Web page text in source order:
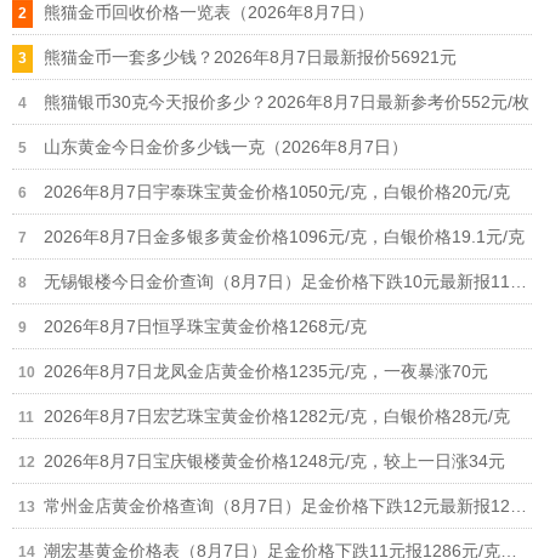
熊猫金币回收价格一览表（2026年8月7日）
熊猫金币一套多少钱？2026年8月7日最新报价56921元
熊猫银币30克今天报价多少？2026年8月7日最新参考价552元/枚
山东黄金今日金价多少钱一克（2026年8月7日）
2026年8月7日宇泰珠宝黄金价格1050元/克，白银价格20元/克
2026年8月7日金多银多黄金价格1096元/克，白银价格19.1元/克
2026年8月7日恒孚珠宝黄金价格1268元/克
2026年8月7日龙凤金店黄金价格1235元/克，一夜暴涨70元
2026年8月7日宏艺珠宝黄金价格1282元/克，白银价格28元/克
2026年8月7日宝庆银楼黄金价格1248元/克，较上一日涨34元